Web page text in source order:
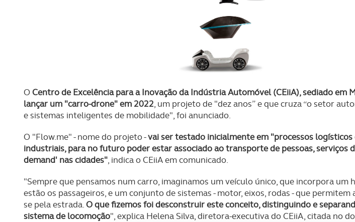
OCentro de Excelência para a Inovação da Indústria Automóvel (CEiiA), sediado em
lançar um "carro-drone" em 2022, um projeto de "dez anos” e que cruza “o setor
e sistemas inteligentes de mobilidade", foi anunciado.
O "Flow.me" - nome do projeto -vai ser testado inicialmente em "processos logísticos
industriais, para no futuro poder estar associado ao transporte de pessoas, serviços
demand' nas cidades", indica o CEiiA em comunicado.
"Sempre que pensamos num carro, imaginamos um veículo único, que incorpora um
estão os passageiros, e um conjunto de sistemas - motor, eixos, rodas - que permitem
se pela estrada.O que fizemos foi desconstruir este conceito, distinguindo e
sistema de locomoção", explica Helena Silva, diretora-executiva do CEiiA, citada no